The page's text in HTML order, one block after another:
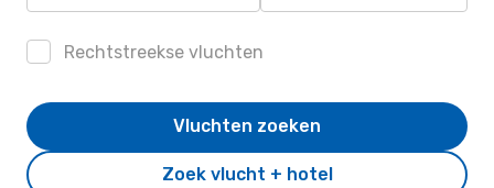
Rechtstreekse vluchten
Zoek vlucht + hotel
Vluchten zoeken